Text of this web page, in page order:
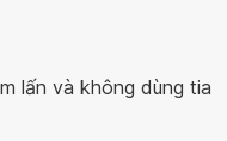
lấn và không dùng tia